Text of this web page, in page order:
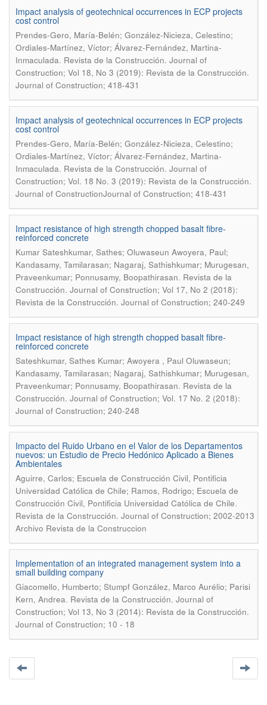
Impact analysis of geotechnical occurrences in ECP projects
cost control
Prendes-Gero, María-Belén; González-Nicieza, Celestino;
Ordiales-Martínez, Víctor; Álvarez-Fernández, Martina-
Inmaculada. Revista de la Construcción. Journal of
Construction; Vol 18, No 3 (2019): Revista de la Construcción.
Journal of Construction; 418-431
Impact analysis of geotechnical occurrences in ECP projects
cost control
Prendes-Gero, María-Belén; González-Nicieza, Celestino;
Ordiales-Martínez, Víctor; Álvarez-Fernández, Martina-
Inmaculada. Revista de la Construcción. Journal of
Construction; Vol. 18 No. 3 (2019): Revista de la Construcción.
Journal of ConstructionJournal of Construction; 418-431
Impact resistance of high strength chopped basalt fibre-
reinforced concrete
Kumar Sateshkumar, Sathes; Oluwaseun Awoyera, Paul;
Kandasamy, Tamilarasan; Nagaraj, Sathishkumar; Murugesan,
Praveenkumar; Ponnusamy, Boopathirasan. Revista de la
Construcción. Journal of Construction; Vol 17, No 2 (2018):
Revista de la Construcción. Journal of Construction; 240-249
Impact resistance of high strength chopped basalt fibre-
reinforced concrete
Sateshkumar, Sathes Kumar; Awoyera , Paul Oluwaseun;
Kandasamy, Tamilarasan; Nagaraj, Sathishkumar; Murugesan,
Praveenkumar; Ponnusamy, Boopathirasan. Revista de la
Construcción. Journal of Construction; Vol. 17 No. 2 (2018):
Journal of Construction; 240-248
Impacto del Ruido Urbano en el Valor de los Departamentos
nuevos: un Estudio de Precio Hedónico Aplicado a Bienes
Ambientales
Aguirre, Carlos; Escuela de Construcción Civil, Pontificia
Universidad Católica de Chile; Ramos, Rodrigo; Escuela de
Construcción Civil, Pontificia Universidad Católica de Chile.
Revista de la Construcción. Journal of Construction; 2002-2013
Archivo Revista de la Construccion
Implementation of an integrated management system into a
small building company
Giacomello, Humberto; Stumpf González, Marco Aurélio; Parisi
Kern, Andrea. Revista de la Construcción. Journal of
Construction; Vol 13, No 3 (2014): Revista de la Construcción.
Journal of Construction; 10 - 18